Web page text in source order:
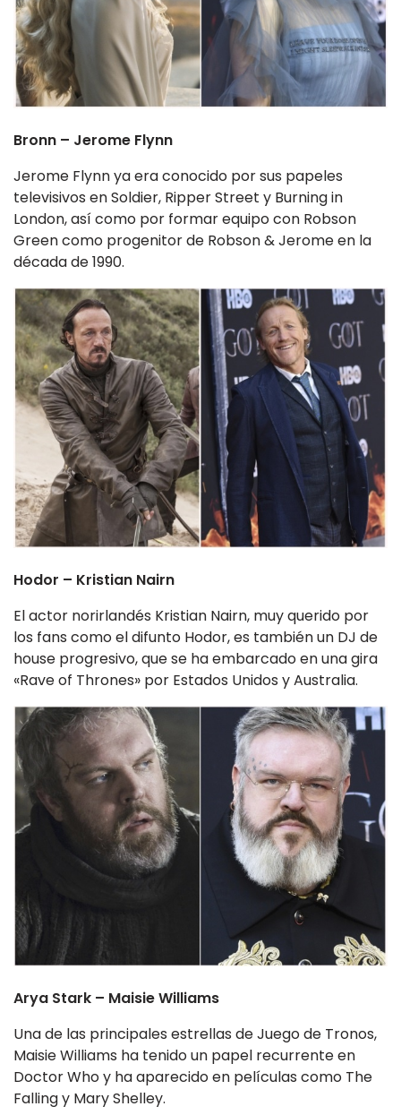
Bronn – Jerome Flynn
Jerome Flynn ya era conocido por sus papeles
televisivos en Soldier, Ripper Street y Burning in
London, así como por formar equipo con Robson
Green como progenitor de Robson & Jerome en la
década de 1990.
Hodor – Kristian Nairn
El actor norirlandés Kristian Nairn, muy querido por
los fans como el difunto Hodor, es también un DJ de
house progresivo, que se ha embarcado en una gira
«Rave of Thrones» por Estados Unidos y Australia.
Arya Stark – Maisie Williams
Una de las principales estrellas de Juego de Tronos,
Maisie Williams ha tenido un papel recurrente en
Doctor Who y ha aparecido en películas como The
Falling y Mary Shelley.